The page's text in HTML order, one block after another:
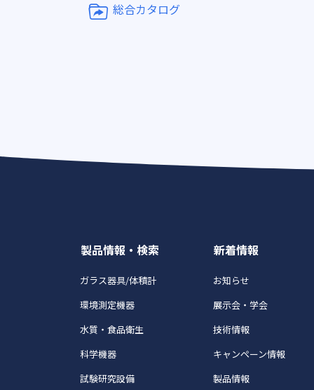
総合カタログ
製品情報・検索
ガラス器具/体積計
環境測定機器
水質・食品衛生
科学機器
試験研究設備
新着情報
お知らせ
展示会・学会
技術情報
キャンペーン情報
製品情報